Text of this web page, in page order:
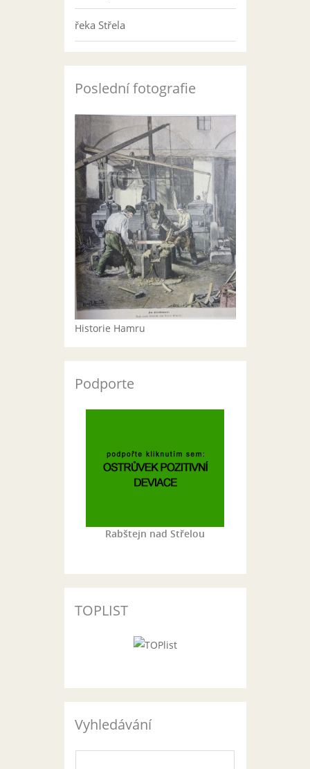
řeka Střela
Poslední fotografie
Historie Hamru
Podporte
Rabštejn nad Střelou
TOPLIST
Vyhledávání